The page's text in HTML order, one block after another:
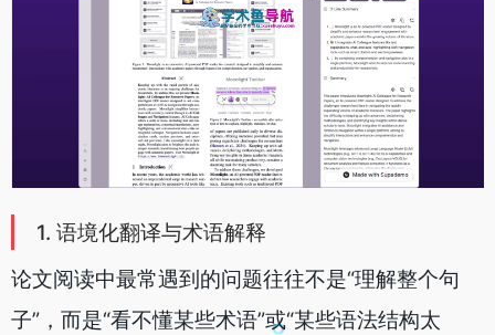
1. 语境化翻译与术语解释
论文阅读中最常遇到的问题往往不是“理解整个句
子”，而是“看不懂某些术语”或“某些语法结构太